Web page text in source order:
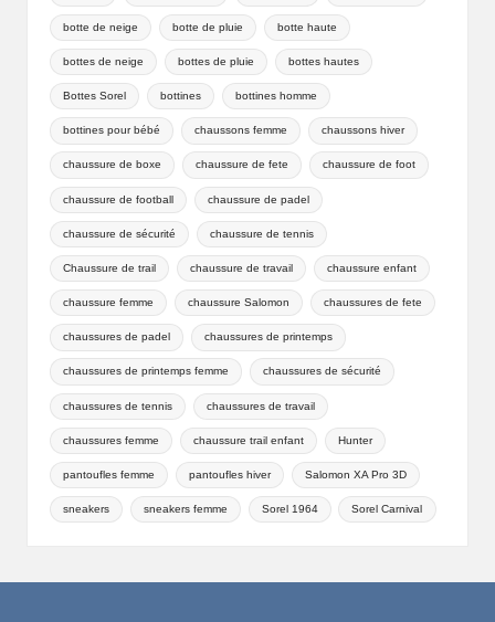
botte de neige botte de pluie botte haute
bottes de neige bottes de pluie bottes hautes
Bottes Sorel bottines bottines homme
bottines pour bébé chaussons femme chaussons hiver
chaussure de boxe chaussure de fete chaussure de foot
chaussure de football chaussure de padel
chaussure de sécurité chaussure de tennis
Chaussure de trail chaussure de travail chaussure enfant
chaussure femme chaussure Salomon chaussures de fete
chaussures de padel chaussures de printemps
chaussures de printemps femme chaussures de sécurité
chaussures de tennis chaussures de travail
chaussures femme chaussure trail enfant Hunter
pantoufles femme pantoufles hiver Salomon XA Pro 3D
sneakers sneakers femme Sorel 1964 Sorel Carnival